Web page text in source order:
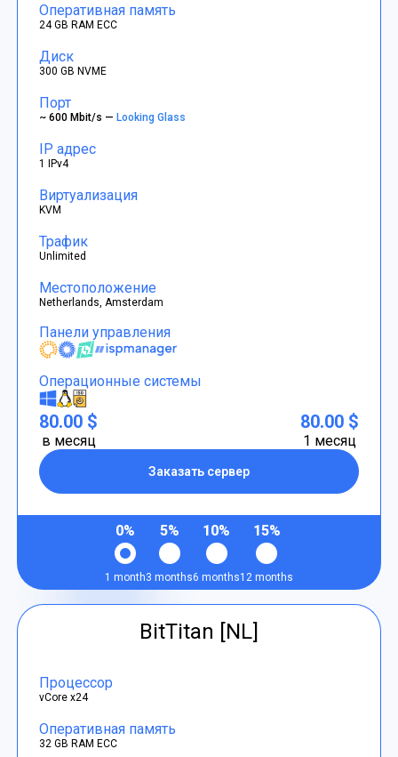
Оперативная память
24 GB RAM ECC
Диск
300 GB NVME
Порт
~ 600 Mbit/s —Looking Glass
IP адрес
1 IPv4
Виртуализация
KVM
Трафик
Unlimited
Местоположение
Netherlands, Amsterdam
Панели управления
Операционные системы
80.00 $
в месяц
Заказать сервер
80.00 $
1 месяц
0%
1 month
5%
3 months
10%
6 months
15%
12 months
BitTitan [NL]
Процессор
vCore x24
Оперативная память
32 GB RAM ECC